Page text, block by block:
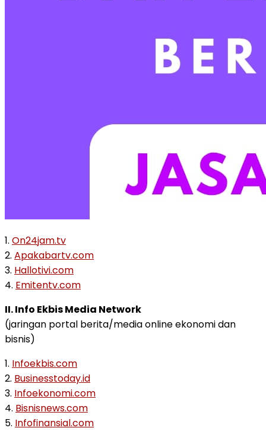
1. On24jam.tv
2. Apakabartv.com
3. Hallotivi.com
4. Emitentv.com
II. Info Ekbis Media Network
(jaringan portal berita/media online ekonomi dan
bisnis)
1. Infoekbis.com
2. Businesstoday.id
3. Infoekonomi.com
4. Bisnisnews.com
5. Infofinansial.com